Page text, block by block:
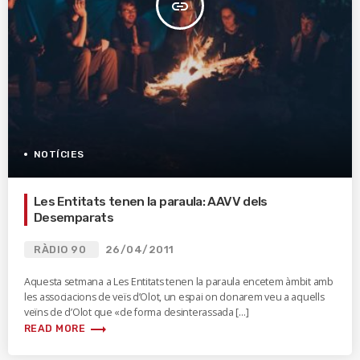
insert_link
NOTÍCIES
Les Entitats tenen la paraula: AAVV dels
Desemparats
RÀDIO 90 26/04/2011
Aquesta setmana a Les Entitats tenen la paraula encetem àmbit amb
les associacions de veïs d’Olot, un espai on donarem veu a aquells
veïns de d’Olot que «de forma desinterassada […]
READ MORE trending_flat